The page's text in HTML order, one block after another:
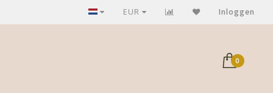
GRATIS verzending bij aankoop > €75,-
EUR Inloggen
0